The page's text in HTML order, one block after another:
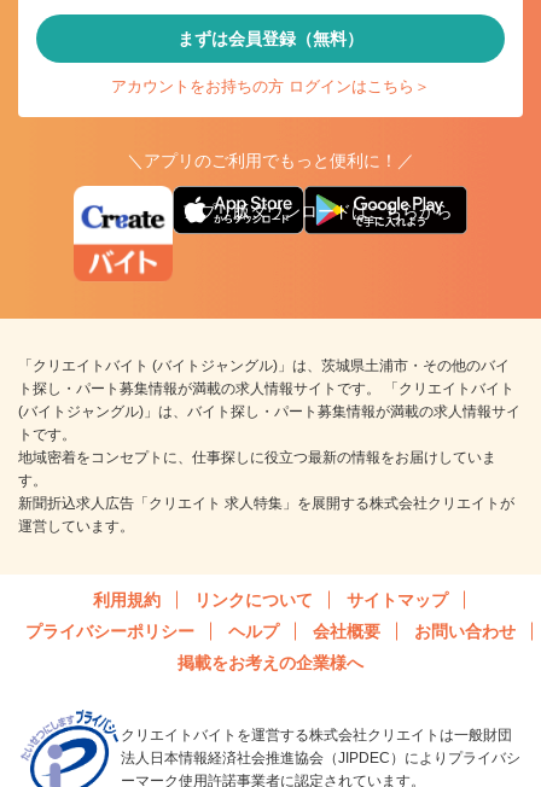
まずは会員登録（無料）
アカウントをお持ちの方 ログインはこちら＞
＼アプリのご利用でもっと便利に！／
アプリ版ダウンロードはこちらから
「クリエイトバイト (バイトジャングル)」は、茨城県土浦市・その他のバイ
ト探し・パート募集情報が満載の求人情報サイトです。 「クリエイトバイト
(バイトジャングル)」は、バイト探し・パート募集情報が満載の求人情報サイ
トです。
地域密着をコンセプトに、仕事探しに役立つ最新の情報をお届けしていま
す。
新聞折込求人広告「クリエイト 求人特集」を展開する株式会社クリエイトが
運営しています。
利用規約 リンクについて
サイトマップ
プライバシーポリシー
ヘルプ 会社概要
お問い合わせ
掲載をお考えの企業様へ
クリエイトバイトを運営する株式会社クリエイトは一般財団
法人日本情報経済社会推進協会（JIPDEC）によりプライバシ
ーマーク使用許諾事業者に認定されています。